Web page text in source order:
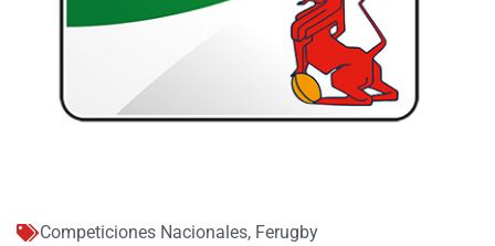
Competiciones Nacionales, Ferugby